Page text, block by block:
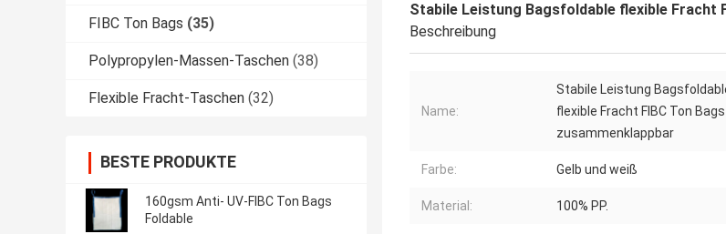
FIBC Ton Bags (35)
Polypropylen-Massen-Taschen (38)
Flexible Fracht-Taschen (32)
BESTE PRODUKTE
160gsm Anti- UV-FIBC Ton Bags
Foldable
Stabile Leistung Bagsfoldable flexible Fracht
Beschreibung
Name:
Stabile Leistung
flexible Fracht FIBC Ton Bags
zusammenklappbar
Farbe: Gelb und weiß
Material: 100% PP.